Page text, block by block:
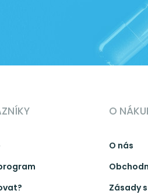
O
O nás
Zásady